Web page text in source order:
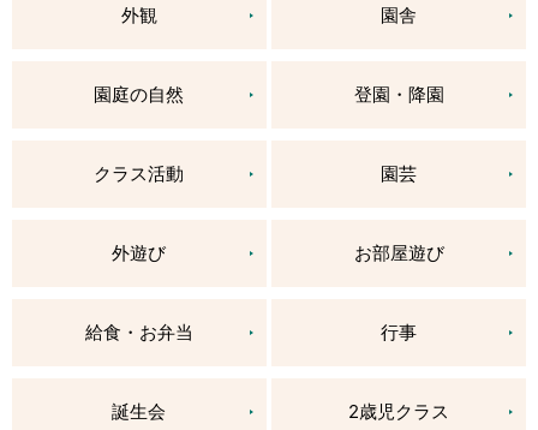
外観 園舎
園庭の自然 登園・降園
クラス活動 園芸
外遊び お部屋遊び
給食・お弁当 行事
誕生会 2歳児クラス